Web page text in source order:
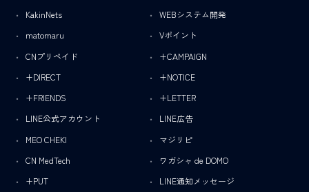
KakinNets
WEBシステム開発
matomaru
Vポイント
CNプリペイド
+CAMPAIGN
+DIRECT
+NOTICE
+FRIENDS
+LETTER
LINE公式アカウント
LINE広告
MEO CHEKI
マジリピ
CN MedTech
ワガシャ de DOMO
+PUT
LINE通知メッセージ